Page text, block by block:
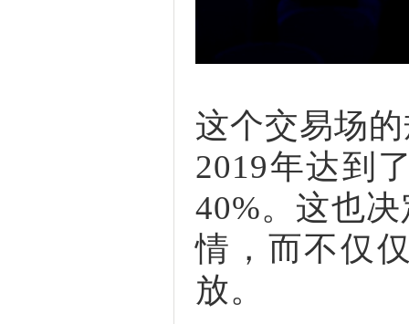
这个交易场
2019年达到
40%。这也
情，而不仅
放。